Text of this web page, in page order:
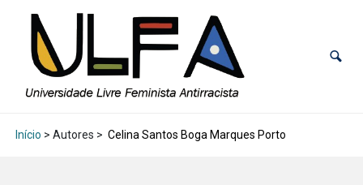
Início > Autores > Celina Santos Boga Marques Porto